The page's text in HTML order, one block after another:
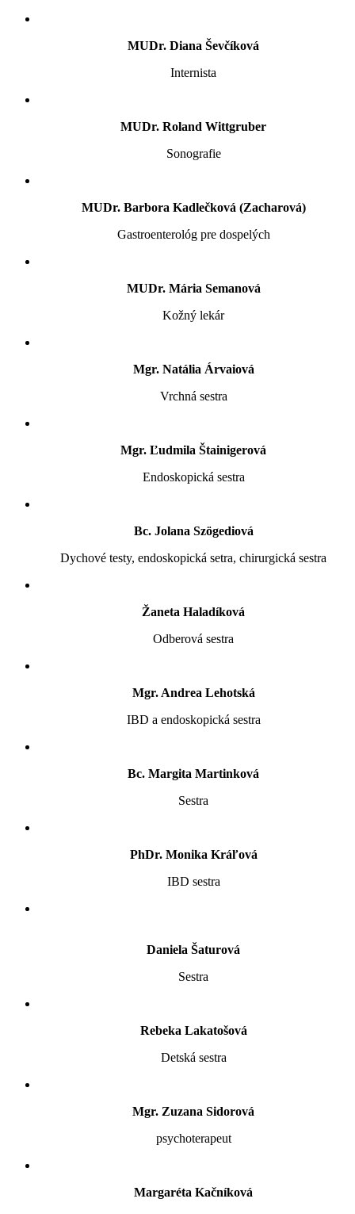
MUDr. Diana Ševčíková
Internista
MUDr. Roland Wittgruber
Sonografie
MUDr. Barbora Kadlečková (Zacharová)
Gastroenterológ pre dospelých
MUDr. Mária Semanová
Kožný lekár
Mgr. Natália Árvaiová
Vrchná sestra
Mgr. Ľudmila Štainigerová
Endoskopická sestra
Bc. Jolana Szögediová
Dychové testy, endoskopická setra, chirurgická sestra
Žaneta Haladíková
Odberová sestra
Mgr. Andrea Lehotská
IBD a endoskopická sestra
Bc. Margita Martinková
Sestra
PhDr. Monika Kráľová
IBD sestra
Daniela Šaturová
Sestra
Rebeka Lakatošová
Detská sestra
Mgr. Zuzana Sidorová
psychoterapeut
Margaréta Kačníková